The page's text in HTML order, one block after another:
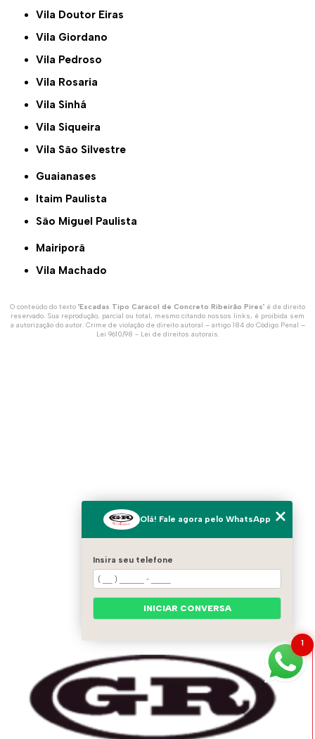
Vila Doutor Eiras
Vila Giordano
Vila Pedroso
Vila Rosaria
Vila Sinhá
Vila Siqueira
Vila São Silvestre
Guaianases
Itaim Paulista
São Miguel Paulista
Mairiporã
Vila Machado
O conteúdo do texto "Escadas Tipo Caracol de Concreto Ribeirão Pires" é de direito
reservado. Sua reprodução, parcial ou total, mesmo citando nossos links, é proibida sem
a autorização do autor. Crime de violação de direito autoral – artigo 184 do Código Penal –
Lei 9610/98 - Lei de direitos autorais.
1
Olá! Fale agora pelo WhatsApp
Insira seu telefone
INICIAR CONVERSA